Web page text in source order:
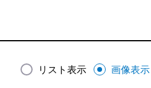
リスト表示 画像表示